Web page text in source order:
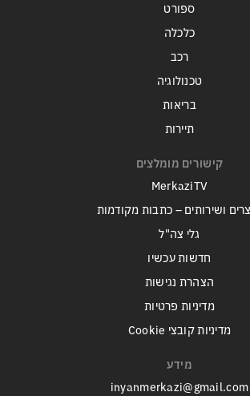
ספורט
כלכלה
רכב
טכנולוגיה
בריאות
תיירות
קישורים מומלצים
MerkaziTV
ושירותים – כתבות מקודמות
גלי צה"ל
חדשות עכשיו
הצהרת נגישות
מדיניות פרטיות
מדיניות קובצי Cookie
מידע
inyanmerkazi@gmail.com